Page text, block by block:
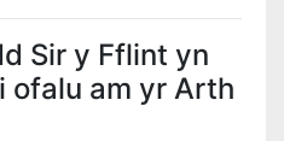
Sir y Fflint yn
ofalu am yr Arth